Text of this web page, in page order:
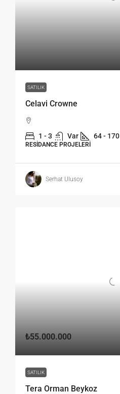
SATILIK
Celavi Crowne
1 - 3 Var 64 - 170
RESIDANCE PROJELERI
Serhat Ulusoy
₺55.000.000
SATILIK
Tera Orman Beykoz